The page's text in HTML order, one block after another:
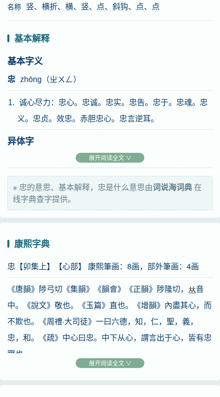
名称 竖、横折、横、竖、点、斜钩、点、点
基本解释
基本字义
忠 zhōng（ㄓㄨㄥ）
⒈ 诚心尽力：忠心。忠诚。忠实。忠告。忠于。忠魂。忠
义。忠贞。效忠。赤胆忠心。忠言逆耳。
异体字
汉英互译
faithful、loyal、staunch
loyalty, devotion, fidelity
展开阅读全文 ∨
※ 忠的意思、基本解释，忠是什么意思由词说海词典在
线字典查字提供。
康熙字典
忠【卯集上】【心部】 康熙筆画：8画，部外筆画：4画
《唐韻》陟弓切《集韻》《韻會》《正韻》陟隆切，
音
中。《說文》敬也。《玉篇》直也。《增韻》內盡其心，而
不欺也。《周禮·大司徒》一曰六德，知，仁，聖，義，
忠，和。《疏》中心曰忠。中下从心，謂言出于心，皆有忠
實也。
展开阅读全文 ∨